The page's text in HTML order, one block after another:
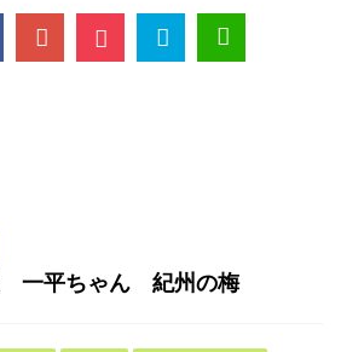
一平ちゃん 紀州の梅